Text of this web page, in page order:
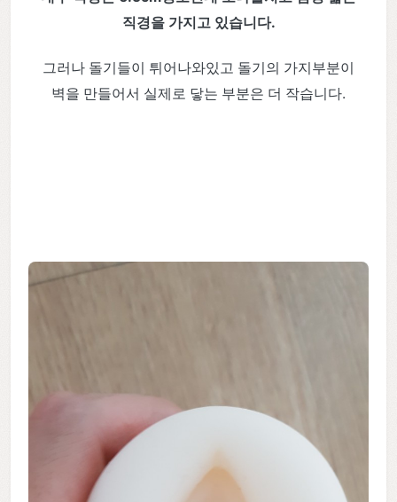
직경을 가지고 있습니다.
그러나 돌기들이 튀어나와있고 돌기의 가지부분이
벽을 만들어서 실제로 닿는 부분은 더 작습니다.